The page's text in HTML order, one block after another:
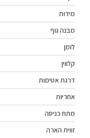
מידות
מבנה גוף
לומן
קלווין
דרגת אטימות
אחריות
מתח כניסה
זווית הארה